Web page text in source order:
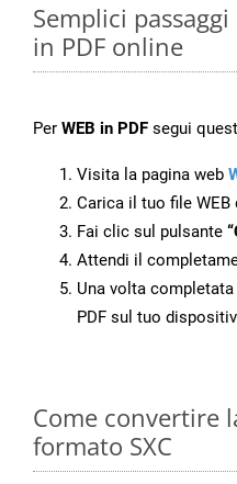
Semplici
in PDF online
Per WEB in PDF segui
Visita la pagina web
Carica il tuo file
Fai clic sul pulsante
Attendi il
Una volta
PDF sul tuo
Come convertire
formato SXC